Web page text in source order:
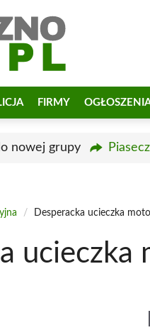
FIRMY
nowej grupy
/ Desperacka ucieczka